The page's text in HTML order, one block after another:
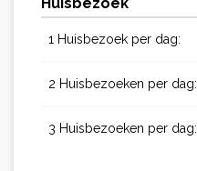
1 Huisbezoek per dag:
2 Huisbezoeken per dag:
3 Huisbezoeken per dag: